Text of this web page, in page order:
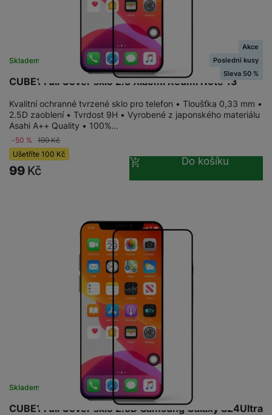
CUBE1 Full Cover sklo 2.5 Xiaomi Redmi Note 13
Skladem na prodejně na 1 prodejně
Akce
Poslední kusy
Sleva 50 %
Kvalitní ochranné tvrzené sklo pro telefon • Tloušťka 0,33 mm •
2.5D zaoblení • Tvrdost 9H • Vyrobené z japonského materiálu
Asahi A++ Quality • 100%…
-50 % 199Kč
Ušetříte 100 Kč
99 Kč
Do košíku
CUBE1 Full Cover sklo 2.5D Samsung Galaxy S24Ultra
Skladem na 2 prodejnách